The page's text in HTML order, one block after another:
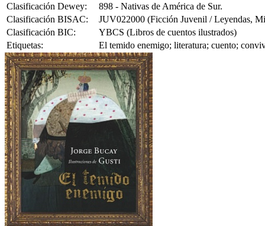
Clasificación Dewey:
898 - Nativas de América de Sur.
Clasificación BISAC:
JUV022000 (Ficción Juvenil / Leyendas,
Clasificación BIC:
YBCS (Libros de cuentos ilustrados)
Etiquetas:
El temido enemigo; literatura; cuento;